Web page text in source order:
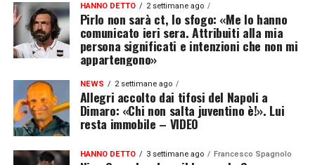
HANNO DETTO 2 settimane ago
Pirlo non sarà ct, lo sfogo: «Me lo hanno
comunicato ieri sera. Attribuiti alla mia
persona significati e intenzioni che non mi
appartengono»
NEWS 2 settimane ago
Allegri accolto dai tifosi del Napoli a
Dimaro: «Chi non salta juventino è!». Lui
resta immobile – VIDEO
HANNO DETTO 3 settimane ago Francesco Spagnolo